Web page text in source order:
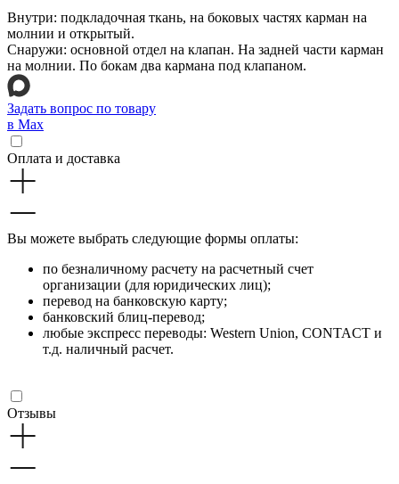
Внутри: подкладочная ткань, на боковых частях карман на
молнии и открытый.
Снаружи: основной отдел на клапан. На задней части карман
на молнии. По бокам два кармана под клапаном.
Задать вопрос по товару
в Max
Оплата и доставка
Вы можете выбрать следующие формы оплаты:
по безналичному расчету на расчетный счет
организации (для юридических лиц);
перевод на банковскую карту;
банковский блиц-перевод;
любые экспресс переводы: Western Union, CONTACT и
т.д. наличный расчет.
Отзывы